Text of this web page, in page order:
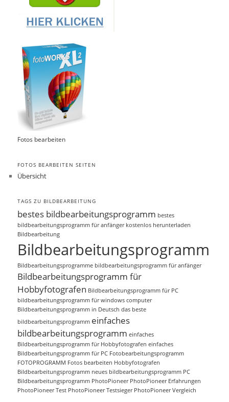
Fotos bearbeiten
FOTOS BEARBEITEN SEITEN
Übersicht
TAGS ZU BILDBEARBEITUNG
bestes bildbearbeitungsprogramm bestes
bildbearbeitungsprogramm für anfänger kostenlos herunterladen
Bildbearbeitung
Bildbearbeitungsprogramm
Bildbearbeitungsprogramme bildbearbeitungsprogramm für anfänger
Bildbearbeitungsprogramm für
Hobbyfotografen Bildbearbeitungsprogramm für PC
bildbearbeitungsprogramm für windows computer
Bildbearbeitungsprogramm in Deutsch das beste
bildbearbeitungsprogramm einfaches
bildbearbeitungsprogramm einfaches
Bildbearbeitungsprogramm für Hobbyfotografen einfaches
Bildbearbeitungsprogramm für PC Fotobearbeitungsprogramm
FOTOPROGRAMM Fotos bearbeiten Hobbyfotografen
Bildbearbeitungsprogramm neues bildbearbeitungsprogramm PC
Bildbearbeitungsprogramm PhotoPioneer PhotoPioneer Erfahrungen
PhotoPioneer Test PhotoPioneer Testsieger PhotoPioneer Vergleich